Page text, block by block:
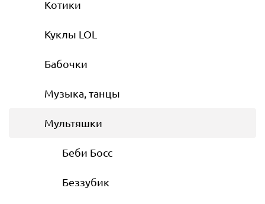
Котики
Куклы LOL
Бабочки
Музыка, танцы
Мультяшки
Беби Босс
Беззубик